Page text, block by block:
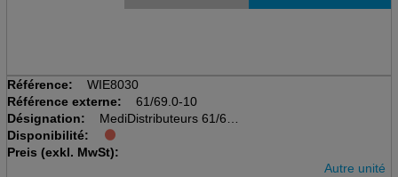
Référence:
WIE8030
Référence externe:
61/69.0-10
Désignation:
MediDistributeurs 61/69
pack à 10 pcs
avec couvercle coulissant
Disponibilité:
Preis (exkl. MwSt):
Autre unité